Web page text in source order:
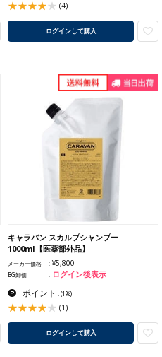
(4)
ログインして購入
キャラバン スカルプシャンプー
1000ml【医薬部外品】
メーカー価格 ¥5,800
BG卸価 ログイン後表示
ポイント :(1%)
(1)
ログインして購入